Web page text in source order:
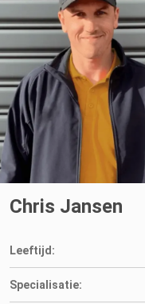
Chris Jansen
Leeftijd:
Specialisatie: